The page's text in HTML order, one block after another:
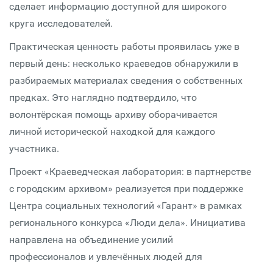
сделает информацию доступной для широкого
круга исследователей.
Практическая ценность работы проявилась уже в
первый день: несколько краеведов обнаружили в
разбираемых материалах сведения о собственных
предках. Это наглядно подтвердило, что
волонтёрская помощь архиву оборачивается
личной исторической находкой для каждого
участника.
Проект «Краеведческая лаборатория: в партнерстве
с городским архивом» реализуется при поддержке
Центра социальных технологий «Гарант» в рамках
регионального конкурса «Люди дела». Инициатива
направлена на объединение усилий
профессионалов и увлечённых людей для